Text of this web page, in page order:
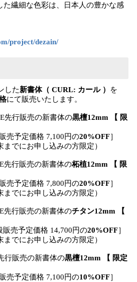
た繊細な色彩は、日本人の豊かな感
project/dezain/
した新書体（ CURL: カール ）
を
にて販売いたします。
先行販売の新書体の黒檀12mm 【 限
販売予定価格 7,100円の20%OFF］
でにお申し込みの方限定）
先行販売の新書体の柘植12mm 【 限
販売予定価格 7,800円の20%OFF］
でにお申し込みの方限定）
先行販売の新書体のチタン12mm 【
販売予定価格 14,700円の20%OFF］
でにお申し込みの方限定）
行販売の新書体の黒檀12mm 【 限定
販売予定価格 7,100円の10%OFF］